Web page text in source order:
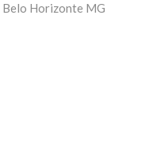
Belo Horizonte MG